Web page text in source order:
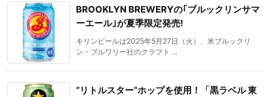
BROOKLYN BREWERYの｢ブルックリンサマ
ーエール｣が夏季限定発売!
キリンビールは2025年5月27日（火）、米ブルックリ
ン・ブルワリー社のクラフト ...
“リトルスター”ホップを使用！「黒ラベル 東